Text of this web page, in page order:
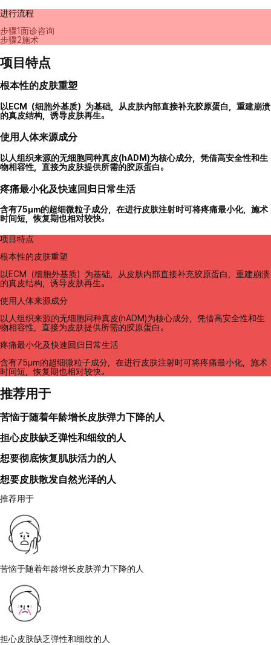
进行流程
步骤1面诊咨询
步骤2施术
项目特点
根本性的皮肤重塑
以ECM（细胞外基质）为基础，从皮肤内部直接补充胶原蛋白，重建崩溃
的真皮结构，诱导皮肤再生。
使用人体来源成分
以人组织来源的无细胞同种真皮(hADM)为核心成分，凭借高安全性和生
物相容性，直接为皮肤提供所需的胶原蛋白。
疼痛最小化及快速回归日常生活
含有75㎛的超细微粒子成分，在进行皮肤注射时可将疼痛最小化，施术
时间短，恢复期也相对较快。
项目特点
根本性的皮肤重塑
以ECM（细胞外基质）为基础，从皮肤内部直接补充胶原蛋白，重建崩溃
的真皮结构，诱导皮肤再生。
使用人体来源成分
以人组织来源的无细胞同种真皮(hADM)为核心成分，凭借高安全性和生
物相容性，直接为皮肤提供所需的胶原蛋白。
疼痛最小化及快速回归日常生活
含有75㎛的超细微粒子成分，在进行皮肤注射时可将疼痛最小化，施术
时间短，恢复期也相对较快。
推荐用于
苦恼于随着年龄增长皮肤弹力下降的人
担心皮肤缺乏弹性和细纹的人
想要彻底恢复肌肤活力的人
想要皮肤散发自然光泽的人
推荐用于
苦恼于随着年龄增长皮肤弹力下降的人
担心皮肤缺乏弹性和细纹的人